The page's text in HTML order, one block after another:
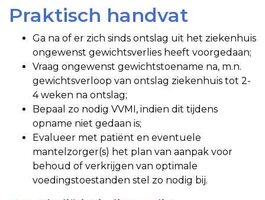
Praktisch handvat
Ga na of er zich sinds ontslag uit het ziekenhuis
ongewenst gewichtsverlies heeft voorgedaan;
Vraag ongewenst gewichtstoename na, m.n.
gewichtsverloop van ontslag ziekenhuis tot 2-
4 weken na ontslag;
Bepaal zo nodig VVMI, indien dit tijdens
opname niet gedaan is;
Evalueer met patiënt en eventuele
mantelzorger(s) het plan van aanpak voor
behoud of verkrijgen van optimale
voedingstoestanden stel zo nodig bij.